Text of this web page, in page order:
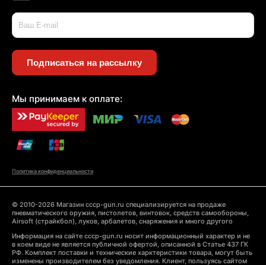
Подписаться на рассылку
Мы принимаем к оплате:
Политика конфиденциальности
© 2010-2026 Магазин cccp-gun.ru специализируется на продаже
пневматического оружия, пистолетов, винтовок, средств самообороны,
Airsoft (страйкбол), луков, арбалетов, снаряжения и много другого
Информация на сайте cccp-gun.ru носит информационный характер и не
в коем виде не является публичной офертой, описанной в Статье 437 ГК
РФ. Комплект поставки и технические харктеристики товара, могут быть
изменены производителем без уведомления. Клиент, пользуясь сайтом